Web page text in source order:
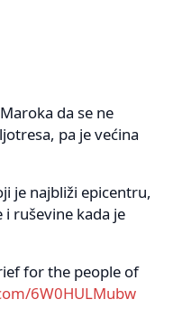
da se ne
pa je većina
je najbliži epicentru,
i ruševine kada je
for the people of
6W0HULMubw